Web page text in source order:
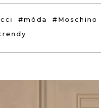
#móda
#Moschino